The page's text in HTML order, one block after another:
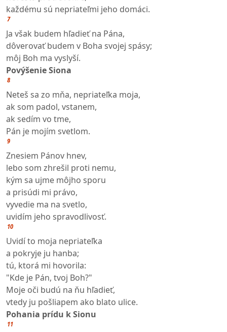
každému sú nepriateľmi jeho domáci.
7
Ja však budem hľadieť na Pána,
dôverovať budem v Boha svojej spásy;
môj Boh ma vyslyší.
Povýšenie Siona
8
Neteš sa zo mňa, nepriateľka moja,
ak som padol, vstanem,
ak sedím vo tme,
Pán je mojím svetlom.
9
Znesiem Pánov hnev,
lebo som zhrešil proti nemu,
kým sa ujme môjho sporu
a prisúdi mi právo,
vyvedie ma na svetlo,
uvidím jeho spravodlivosť.
10
Uvidí to moja nepriateľka
a pokryje ju hanba;
tú, ktorá mi hovorila:
"Kde je Pán, tvoj Boh?"
Moje oči budú na ňu hľadieť,
vtedy ju pošliapem ako blato ulice.
Pohania prídu k Sionu
11